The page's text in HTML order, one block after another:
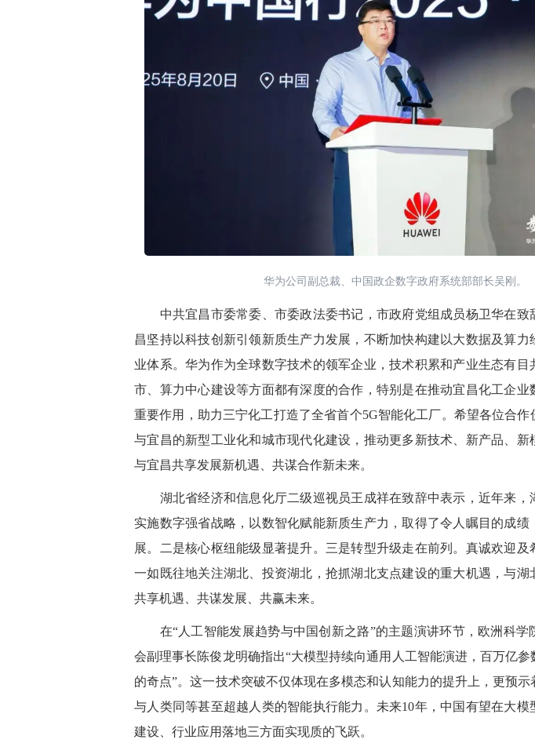
华为公司副总裁、中国政企数字政府系统部部长吴刚。
中共宜昌市委常委、市委政法委书记，市政府党组成员杨卫华在致
昌坚持以科技创新引领新质生产力发展，不断加快构建以大数据及算力
业体系。华为作为全球数字技术的领军企业，技术积累和产业生态有目
市、算力中心建设等方面都有深度的合作，特别是在推动宜昌化工企业
重要作用，助力三宁化工打造了全省首个5G智能化工厂。希望各位合作
与宜昌的新型工业化和城市现代化建设，推动更多新技术、新产品、新
与宜昌共享发展新机遇、共谋合作新未来。
湖北省经济和信息化厅二级巡视员王成祥在致辞中表示，近年来，
实施数字强省战略，以数智化赋能新质生产力，取得了令人瞩目的成绩
展。二是核心枢纽能级显著提升。三是转型升级走在前列。真诚欢迎及
一如既往地关注湖北、投资湖北，抢抓湖北支点建设的重大机遇，与湖
共享机遇、共谋发展、共赢未来。
在“人工智能发展趋势与中国创新之路”的主题演讲环节， 欧洲科学
会副理事长陈俊龙明确指出“大模型持续向通用人工智能演进，百万亿
的奇点”。这一技术突破不仅体现在多模态和认知能力的提升上，更预
与人类同等甚至超越人类的智能执行能力。未来10年，中国有望在大模
建设、行业应用落地三方面实现质的飞跃。